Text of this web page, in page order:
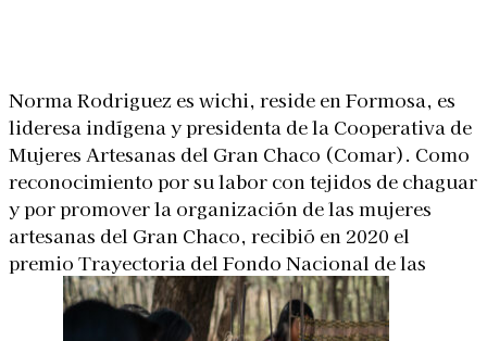
Norma Rodriguez es wichi, reside en Formosa, es
lideresa indígena y presidenta de la Cooperativa de
Mujeres Artesanas del Gran Chaco (Comar). Como
reconocimiento por su labor con tejidos de chaguar
y por promover la organización de las mujeres
artesanas del Gran Chaco, recibió en 2020 el
premio Trayectoria del Fondo Nacional de las